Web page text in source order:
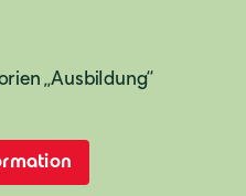
„Ausbildung“